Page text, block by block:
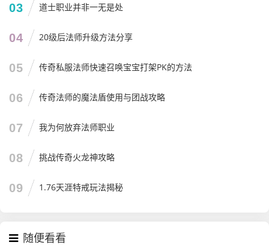
03 道士职业并非一无是处
04 20级后法师升级方法分享
05 传奇私服法师快速召唤宝宝打架PK的方法
06 传奇法师的魔法盾使用与团战攻略
07 我为何放弃法师职业
08 挑战传奇火龙神攻略
09 1.76天涯特戒玩法揭秘
随便看看